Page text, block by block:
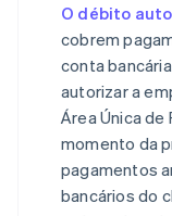
O débito
cobrem
conta
autorizar a
Área Única de
momento da
pagamentos
bancários do